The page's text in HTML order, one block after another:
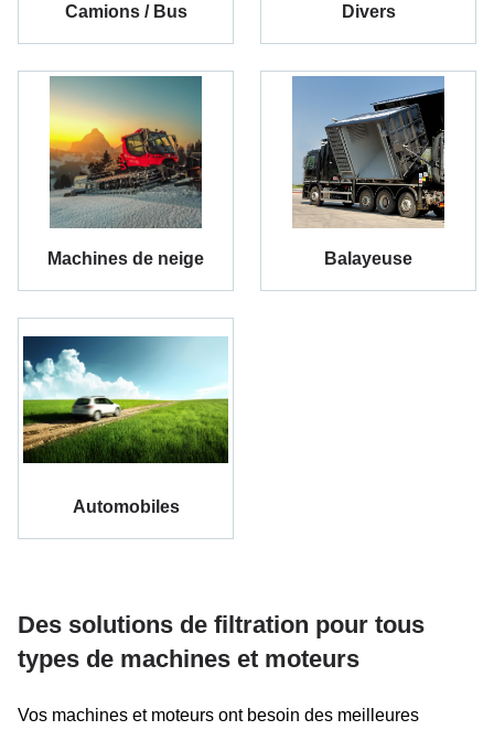
Camions / Bus Divers
Machines de neige Balayeuse
Automobiles
Des solutions de filtration pour tous
types de machines et moteurs
Vos machines et moteurs ont besoin des meilleures